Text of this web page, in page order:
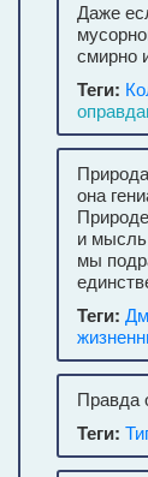
Даже
смирно
Теги:
она
и
мы
Теги:
Правда
Теги: